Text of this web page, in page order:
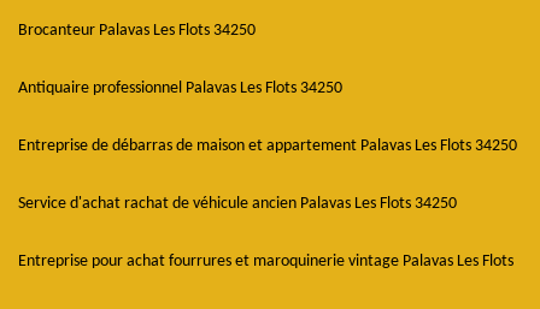
Brocanteur Palavas Les Flots 34250
Antiquaire professionnel Palavas Les Flots 34250
Entreprise de débarras de maison et appartement Palavas Les Flots 34250
Service d'achat rachat de véhicule ancien Palavas Les Flots 34250
Entreprise pour achat fourrures et maroquinerie vintage Palavas Les Flots